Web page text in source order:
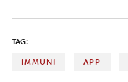
TAG:
IMMUNI APP